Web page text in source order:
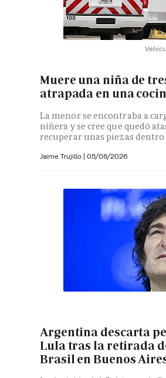
Muere una niña de
atrapada en una
La menor se encontraba a
niñera y se cree que quedó
recuperar unas piezas
Jaime Trujillo | 05/08/2026
Argentina descarta
Lula tras la retirada
Brasil en Buenos